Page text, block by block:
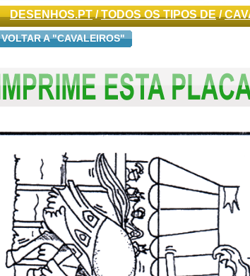
DESENHOS.PT/TODOS OS TIPOS DE/
VOLTAR A "CAVALEIROS"